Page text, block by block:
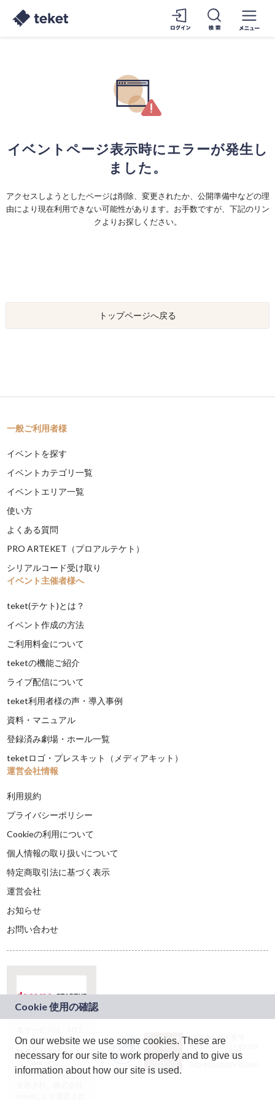
イベントページ表示時にエラーが発生し
ました。
アクセスしようとしたページは削除、変更されたか、公開準備中などの理
由により現在利用できない可能性があります。お手数ですが、下記のリン
クよりお探しください。
トップページへ戻る
一般ご利用者様
イベントを探す
イベントカテゴリ一覧
イベントエリア一覧
使い方
よくある質問
PRO ARTEKET（プロアルテケト）
シリアルコード受け取り
イベント主催者様へ
teket(テケト)とは？
イベント作成の方法
ご利用料金について
teketの機能ご紹介
ライブ配信について
teket利用者様の声・導入事例
資料・マニュアル
登録済み劇場・ホール一覧
teketロゴ・プレスキット（メディアキット）
運営会社情報
利用規約
プライバシーポリシー
Cookieの利用について
個人情報の取り扱いについて
特定商取引法に基づく表示
運営会社
お知らせ
お問い合わせ
ドコモグループの新
規事業創出プログラ
ム「docomo
STARTUP」を通じて
JASRAC許諾番号：
9024936001Y45037
JASRAC許諾番号：
On our website we use some cookies. These are
necessary for our site to work properly and to give us
information about how our site is used.